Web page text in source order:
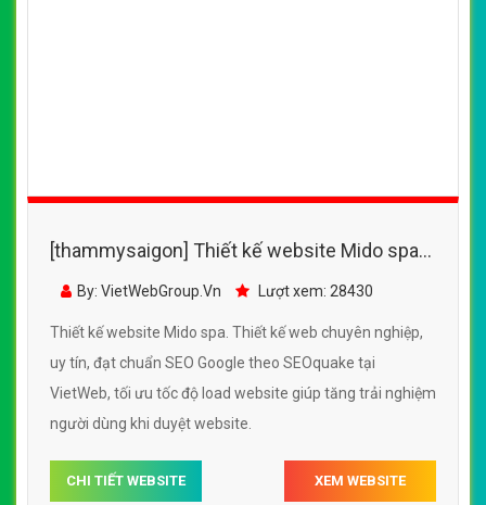
[thammysaigon] Thiết kế website Mido spa
đẹp, chuyên nghiệp chuẩn SEO
By: VietWebGroup.Vn Lượt xem: 28430
Thiết kế website Mido spa. Thiết kế web chuyên nghiệp,
uy tín, đạt chuẩn SEO Google theo SEOquake tại
VietWeb, tối ưu tốc độ load website giúp tăng trải nghiệm
người dùng khi duyệt website.
CHI TIẾT WEBSITE XEM WEBSITE